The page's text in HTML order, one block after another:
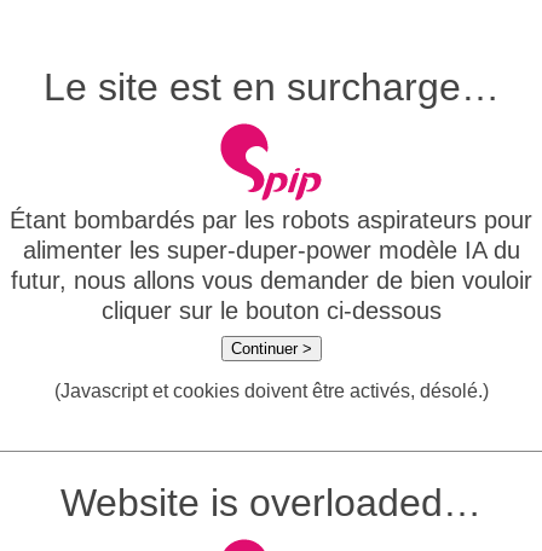
Le site est en surcharge…
Étant bombardés par les robots aspirateurs pour
alimenter les super-duper-power modèle IA du
futur, nous allons vous demander de bien vouloir
cliquer sur le bouton ci-dessous
Continuer >
(Javascript et cookies doivent être activés, désolé.)
Website is overloaded…